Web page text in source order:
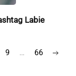
Labie
9 … 66